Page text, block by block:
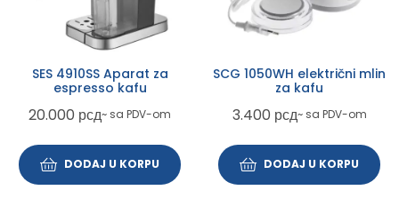
SES 4910SS Aparat za
espresso kafu
20.000 рсд~ sa PDV-om
DODAJ U KORPU
SCG 1050WH električni mlin
za kafu
3.400 рсд~ sa PDV-om
DODAJ U KORPU